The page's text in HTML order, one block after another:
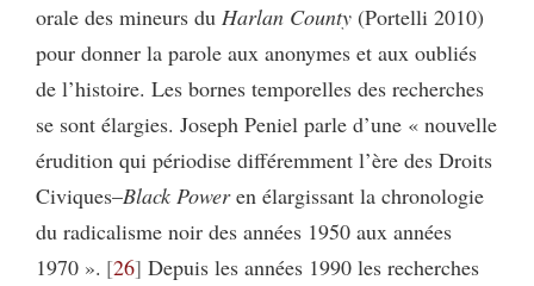
orale des mineurs du Harlan County (Portelli 2010)
pour donner la parole aux anonymes et aux oubliés
de l’histoire. Les bornes temporelles des recherches
se sont élargies. Joseph Peniel parle d’une « nouvelle
érudition qui périodise différemment l’ère des Droits
Civiques–Black Poweren élargissant la chronologie
du radicalisme noir des années 1950 aux années
1970 ». 26 Depuis les années 1990 les recherches